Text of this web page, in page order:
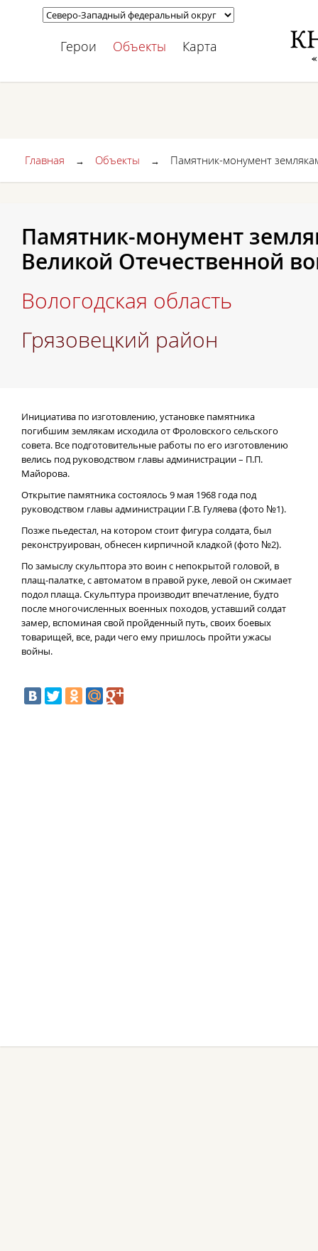
Герои Объекты Карта
Главная → Объекты → Памятник-монумент
Памятник-монумент
Великой Отечественной
Вологодская область
Грязовецкий район
Инициатива по изготовлению, установке памятника
погибшим землякам исходила от Фроловского сельского
совета. Все подготовительные работы по его изготовлению
велись под руководством главы администрации – П.П.
Майорова.
Открытие памятника состоялось 9 мая 1968 года под
руководством главы администрации Г.В. Гуляева (фото №1).
Позже пьедестал, на котором стоит фигура солдата, был
реконструирован, обнесен кирпичной кладкой (фото №2).
По замыслу скульптора это воин с непокрытой головой, в
плащ-палатке, с автоматом в правой руке, левой он сжимает
подол плаща. Скульптура производит впечатление, будто
после многочисленных военных походов, уставший солдат
замер, вспоминая свой пройденный путь, своих боевых
товарищей, все, ради чего ему пришлось пройти ужасы
войны.